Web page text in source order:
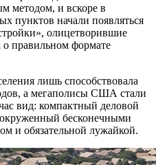
методом, и вскоре в
пунктов начали появляться
олицетворившие
о правильном формате
лишь способствовала
а мегаполисы США стали
вид: компактный деловой
бесконечными
и обязательной лужайкой.